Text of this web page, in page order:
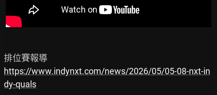
https://www.indynxt.com/news/2026/05/05-08-nxt-in
dy-quals